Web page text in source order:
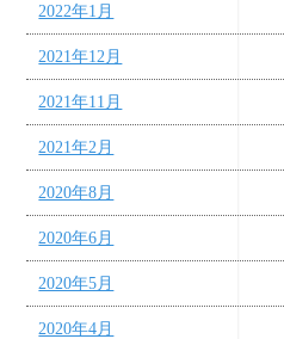
2022年1月
2021年12月
2021年11月
2021年2月
2020年8月
2020年6月
2020年5月
2020年4月